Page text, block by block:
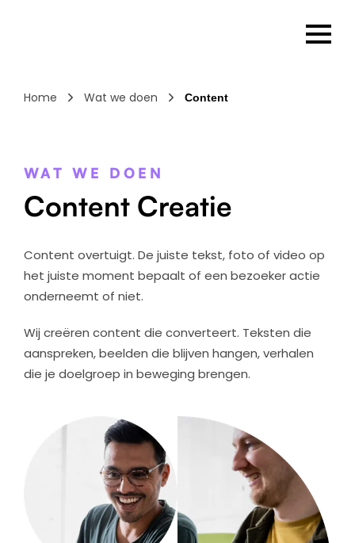
Home Wat we doen Content
WAT WE DOEN
Content Creatie
Content overtuigt. De juiste tekst, foto of video op
het juiste moment bepaalt of een bezoeker actie
onderneemt of niet.
Wij creëren content die converteert. Teksten die
aanspreken, beelden die blijven hangen, verhalen
die je doelgroep in beweging brengen.